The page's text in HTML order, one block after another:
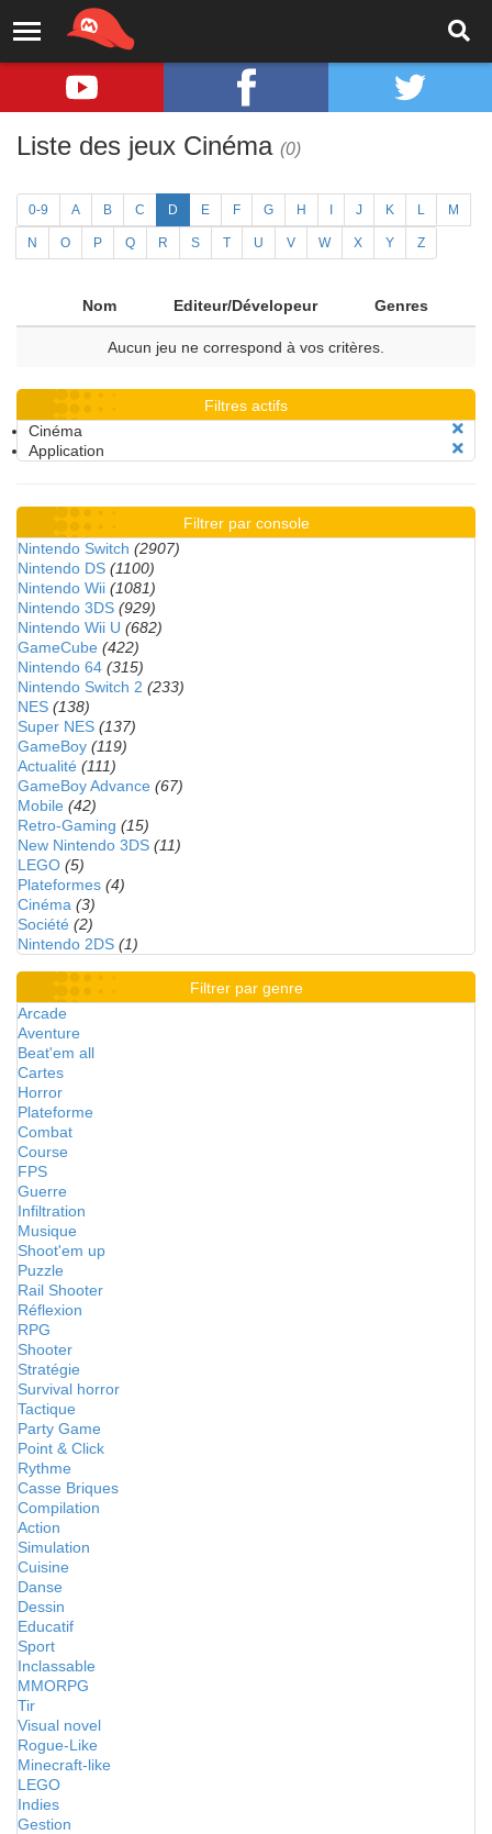
Liste des jeux Cinéma (0)
0-9 A B C D E F G H J K L M
N O P Q R S T U V W X Y Z
Nom Editeur/Dévelopeur Genres
Aucun jeu ne correspond à vos critères.
Filtres actifs
Cinéma
Application
Filtrer par console
Nintendo Switch (2907)
Nintendo DS (1100)
Nintendo Wii (1081)
Nintendo 3DS (929)
Nintendo Wii U (682)
GameCube (422)
Nintendo 64 (315)
Nintendo Switch 2 (233)
NES (138)
Super NES (137)
GameBoy (119)
Actualité (111)
GameBoy Advance (67)
Mobile (42)
Retro-Gaming (15)
New Nintendo 3DS (11)
LEGO (5)
Plateformes (4)
Cinéma (3)
Société (2)
Nintendo 2DS (1)
Filtrer par genre
Arcade
Aventure
Beat'em all
Cartes
Horror
Plateforme
Combat
Course
FPS
Guerre
Infiltration
Musique
Shoot'em up
Puzzle
Rail Shooter
Réflexion
RPG
Shooter
Stratégie
Survival horror
Tactique
Party Game
Point & Click
Rythme
Casse Briques
Compilation
Action
Simulation
Cuisine
Danse
Dessin
Educatif
Sport
Inclassable
MMORPG
Tir
Visual novel
Rogue-Like
Minecraft-like
LEGO
Indies
Gestion